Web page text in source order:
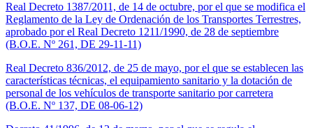
Real Decreto 1387/2011, de 14 de octubre, por el que se modifica el
Reglamento de la Ley de Ordenación de los Transportes Terrestres,
aprobado por el Real Decreto 1211/1990, de 28 de septiembre
(B.O.E. Nº 261, DE 29-11-11)
Real Decreto 836/2012, de 25 de mayo, por el que se establecen las
características técnicas, el equipamiento sanitario y la dotación de
personal de los vehículos de transporte sanitario por carretera
(B.O.E. Nº 137, DE 08-06-12)